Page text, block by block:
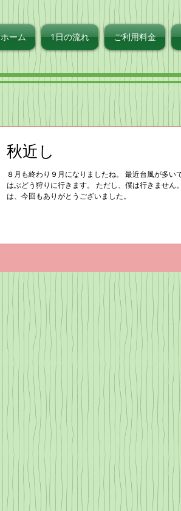
ホーム 1日の流れ ご利用料金
秋近し
８月も終わり９月になりましたね。 最近台風が多い
はぶどう狩りに行きます。 ただし、僕は行きません
は、今回もありがとうございました。